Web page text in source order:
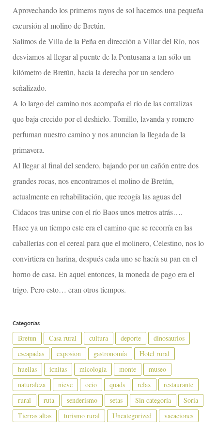
Aprovechando los primeros rayos de sol hacemos una pequeña
excursión al molino de Bretún.
Salimos de Villa de la Peña en dirección a Villar del Río, nos
desviamos al llegar al puente de la Pontusana a tan sólo un
kilómetro de Bretún, hacia la derecha por un sendero
señalizado.
A lo largo del camino nos acompaña el río de las corralizas
que baja crecido por el deshielo. Tomillo, lavanda y romero
perfuman nuestro camino y nos anuncian la llegada de la
primavera.
Al llegar al final del sendero, bajando por un cañón entre dos
grandes rocas, nos encontramos el molino de Bretún,
actualmente en rehabilitación, que recogía las aguas del
Cidacos tras unirse con el río Baos unos metros atrás….
Hace ya un tiempo este era el camino que se recorría en las
caballerías con el cereal para que el molinero, Celestino, nos lo
convirtiera en harina, después cada uno se hacía su pan en el
horno de casa. En aquel entonces, la moneda de pago era el
trigo. Pero esto… eran otros tiempos.
Categorías
Bretun Casa rural cultura deporte
dinosaurios
escapadas
exposion gastronomía
Hotel rural
huellas
icnitas micología monte
museo
naturaleza
nieve ocio quads relax
restaurante
rural
ruta senderismo setas Sin categoría
Soria
Tierras altas
turismo rural Uncategorized vacaciones